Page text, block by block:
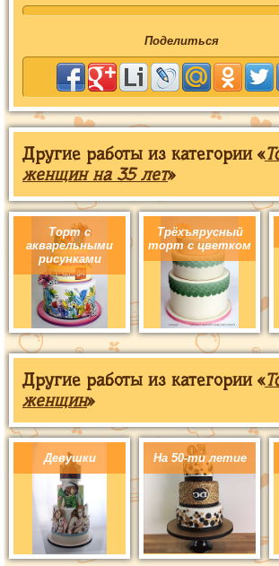
Поделиться
Другие работы из категории «
женщин на 35 лет»
Торт с
акварельными
рисунками
Трёхъярусный
торт с цветком
Другие работы из категории «
женщин»
Девушки На 50-ти летие